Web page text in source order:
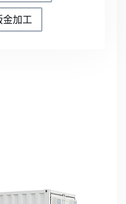
金加工